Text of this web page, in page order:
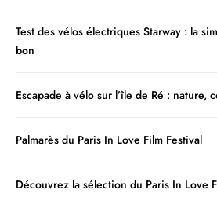
Test des vélos électriques Starway : la
bon
Escapade à vélo sur l’île de Ré : nature,
Palmarès du Paris In Love Film Festival
Découvrez la sélection du Paris In Love